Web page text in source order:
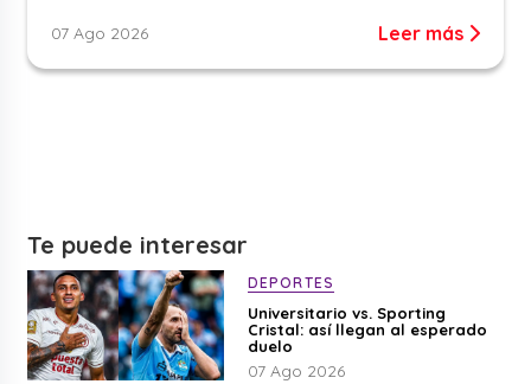
07 Ago 2026 Leer más
Te puede interesar
DEPORTES
Universitario vs. Sporting
Cristal: así llegan al esperado
duelo
07 Ago 2026